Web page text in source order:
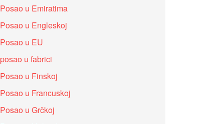
Posao u Emiratima
Posao u Engleskoj
Posao u EU
posao u fabrici
Posao u Finskoj
Posao u Francuskoj
Posao u Grčkoj